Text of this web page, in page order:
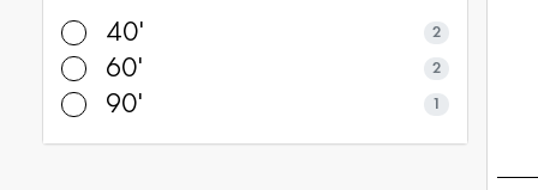
40' 2
60' 2
90' 1